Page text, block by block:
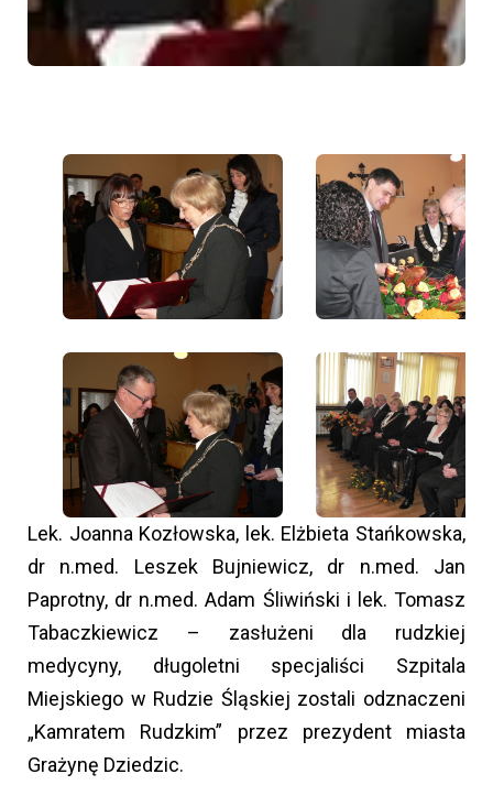
Lek. Joanna Kozłowska, lek. Elżbieta Stańkowska,
dr n.med. Leszek Bujniewicz, dr n.med. Jan
Paprotny, dr n.med. Adam Śliwiński i lek. Tomasz
Tabaczkiewicz – zasłużeni dla rudzkiej
medycyny, długoletni specjaliści Szpitala
Miejskiego w Rudzie Śląskiej zostali odznaczeni
„Kamratem Rudzkim” przez prezydent miasta
Grażynę Dziedzic.